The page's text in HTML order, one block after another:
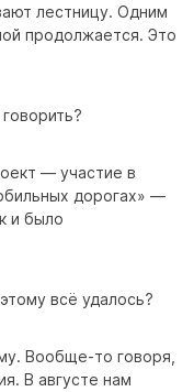
лестницу. Одним
продолжается. Это
— участие в
дорогах» —
и было
всё удалось?
Вообще-то говоря,
В августе нам